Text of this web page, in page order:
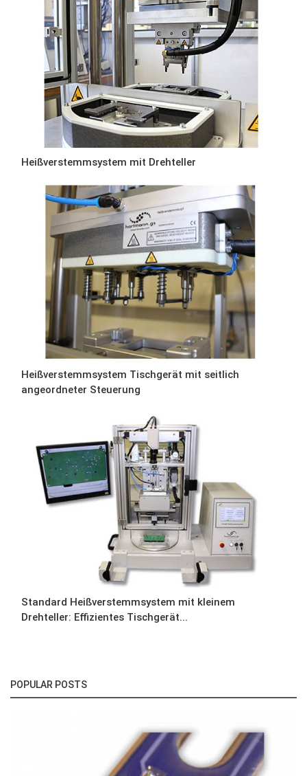
Heißverstemmsystem mit Drehteller
Heißverstemmsystem Tischgerät mit seitlich
angeordneter Steuerung
Standard Heißverstemmsystem mit kleinem
Drehteller: Effizientes Tischgerät...
POPULAR POSTS